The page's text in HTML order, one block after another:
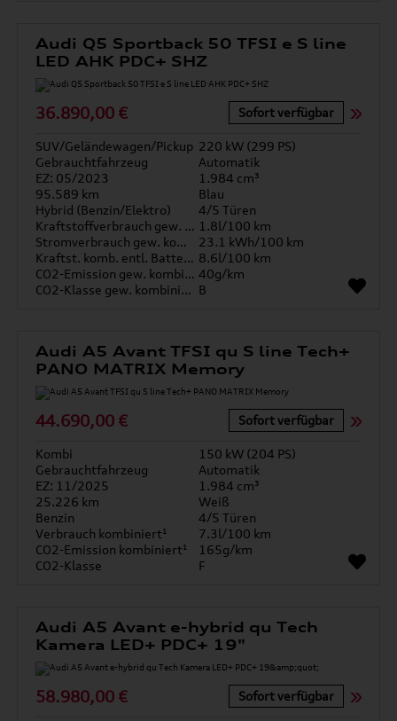
Audi Q5 Sportback 50 TFSI e S line
LED AHK PDC+ SHZ
36.890,00 € Sofort verfügbar
SUV/Geländewagen/Pickup 220 kW (299 PS)
Gebrauchtfahrzeug
Automatik
EZ: 05/2023
1.984 cm³
95.589 km
Blau
Hybrid (Benzin/Elektro)
4/5 Türen
Kraftstoffverbrauch gew. kombiniert 1.8l/100 km
Stromverbrauch gew. kombiniert
23.1 kWh/100 km
Kraftst. komb. entl. Batterie 8.6l/100 km
CO2-Emission gew. kombiniert 40g/km
CO2-Klasse gew. kombiniert B
Audi A5 Avant TFSI qu S line Tech+
PANO MATRIX Memory
44.690,00 € Sofort verfügbar
Kombi
150 kW (204 PS)
Gebrauchtfahrzeug
Automatik
EZ: 11/2025
1.984 cm³
25.226 km
Weiß
Benzin
4/5 Türen
Verbrauch kombiniert¹
7.3l/100 km
CO2-Emission kombiniert¹
165g/km
CO2-Klasse
F
Audi A5 Avant e-hybrid qu Tech
Kamera LED+ PDC+ 19"
58.980,00 € Sofort verfügbar